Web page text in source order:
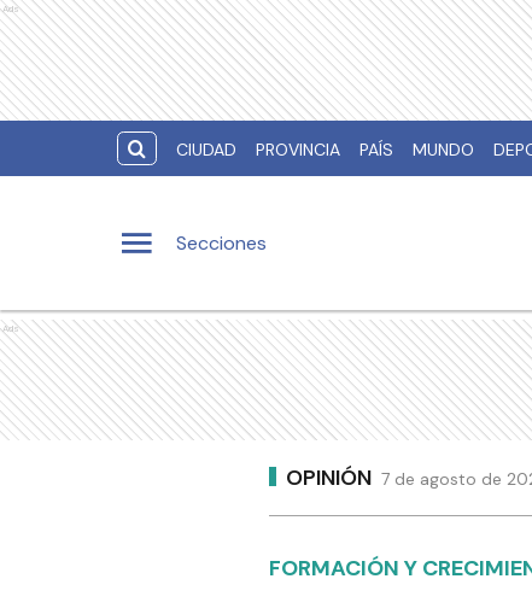
Ads
CIUDAD PROVINCIA PAÍS MUNDO
Secciones
Ads
OPINIÓN 7 de agosto de
FORMACIÓN Y